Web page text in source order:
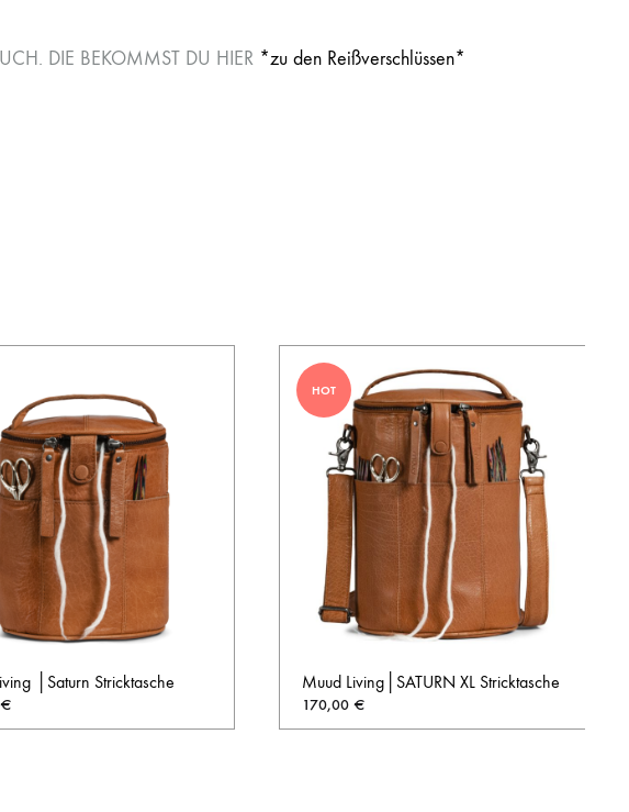
DIE BEKOMMST DU HIER *zu den Reißverschlüssen*
│Saturn Stricktasche
€
HOT
Muud Living│SATURN XL Stricktasche
170,00 €